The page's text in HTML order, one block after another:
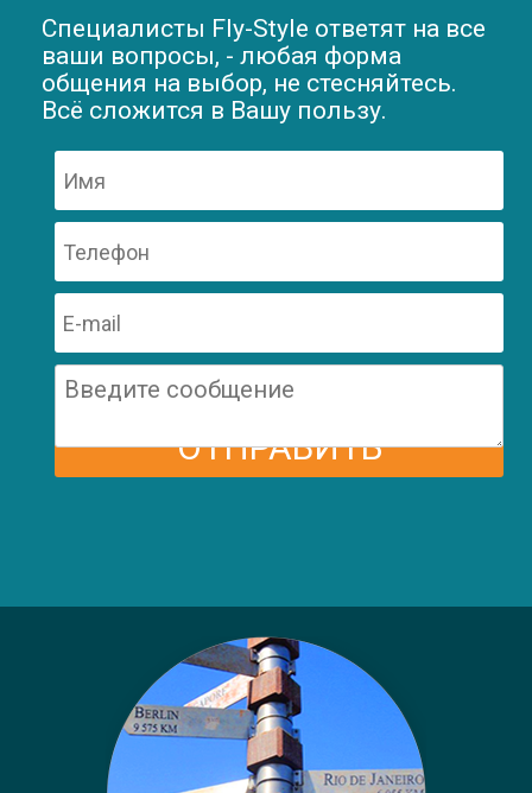
Специалисты Fly-Style ответят на все
ваши вопросы, - любая форма
общения на выбор, не стесняйтесь.
Всё сложится в Вашу пользу.